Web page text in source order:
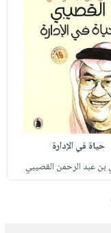
حياة في الإدارة
بن عبد الرحمن القصيبي